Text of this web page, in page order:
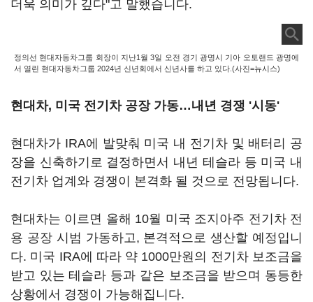
더욱 의미가 깊다"고 말했습니다.
정의선 현대자동차그룹 회장이 지난1월 3일 오전 경기 광명시 기아 오토랜드 광명에
서 열린 현대자동차그룹 2024년 신년회에서 신년사를 하고 있다.(사진=뉴시스)
현대차, 미국 전기차 공장 가동…내년 경쟁 '시동'
현대차가 IRA에 발맞춰 미국 내 전기차 및 배터리 공
장을 신축하기로 결정하면서 내년 테슬라 등 미국 내
전기차 업계와 경쟁이 본격화 될 것으로 전망됩니다.
현대차는 이르면 올해 10월 미국 조지아주 전기차 전
용 공장 시범 가동하고, 본격적으로 생산할 예정입니
다. 미국 IRA에 따라 약 1000만원의 전기차 보조금을
받고 있는 테슬라 등과 같은 보조금을 받으며 동등한
상황에서 경쟁이 가능해집니다.